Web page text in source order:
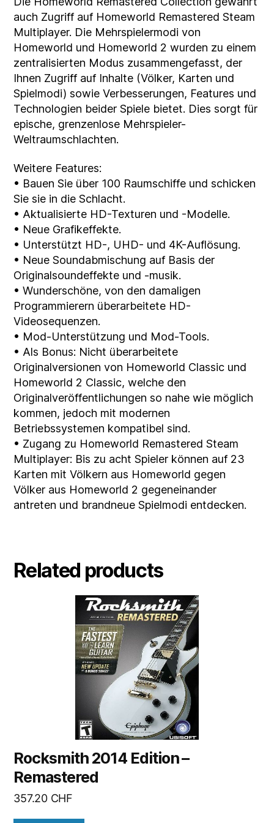
auch Zugriff auf Homeworld Remastered Steam
Multiplayer. Die Mehrspielermodi von
Homeworld und Homeworld 2 wurden zu einem
zentralisierten Modus zusammengefasst, der
Ihnen Zugriff auf Inhalte (Völker, Karten und
Spielmodi) sowie Verbesserungen, Features und
Technologien beider Spiele bietet. Dies sorgt für
epische, grenzenlose Mehrspieler-
Weltraumschlachten.
Weitere Features:
• Bauen Sie über 100 Raumschiffe und schicken
Sie sie in die Schlacht.
• Aktualisierte HD-Texturen und -Modelle.
• Neue Grafikeffekte.
• Unterstützt HD-, UHD- und 4K-Auflösung.
• Neue Soundabmischung auf Basis der
Originalsoundeffekte und -musik.
• Wunderschöne, von den damaligen
Programmierern überarbeitete HD-
Videosequenzen.
• Mod-Unterstützung und Mod-Tools.
• Als Bonus: Nicht überarbeitete
Originalversionen von Homeworld Classic und
Homeworld 2 Classic, welche den
Originalveröffentlichungen so nahe wie möglich
kommen, jedoch mit modernen
Betriebssystemen kompatibel sind.
• Zugang zu Homeworld Remastered Steam
Multiplayer: Bis zu acht Spieler können auf 23
Karten mit Völkern aus Homeworld gegen
Völker aus Homeworld 2 gegeneinander
antreten und brandneue Spielmodi entdecken.
Related products
Rocksmith 2014 Edition –
Remastered
357.20 CHF